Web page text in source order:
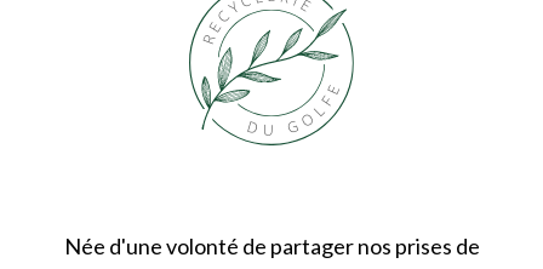
Née d'une volonté de partager nos prises de